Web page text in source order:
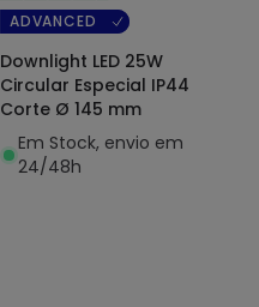
ADVANCED
Downlight LED 25W
Circular Especial IP44
Corte Ø 145 mm
Em Stock, envio em
24/48h